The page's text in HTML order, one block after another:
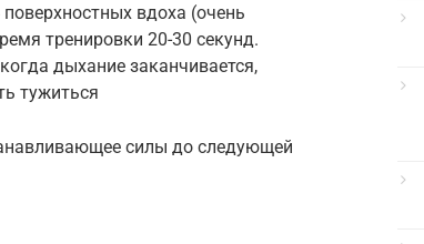
вдоха (очень
тренировки 20-30 секунд.
дыхание заканчивается,
тужиться
силы до следующей